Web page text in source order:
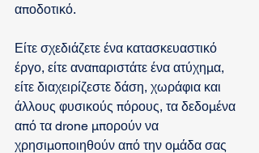
αποδοτικό.
Είτε σχεδιάζετε ένα κατασκευαστικό
έργο, είτε αναπαριστάτε ένα ατύχημα,
είτε διαχειρίζεστε δάση, χωράφια και
άλλους φυσικούς πόρους, τα δεδομένα
από τα drone μπορούν να
χρησιμοποιηθούν από την ομάδα σας